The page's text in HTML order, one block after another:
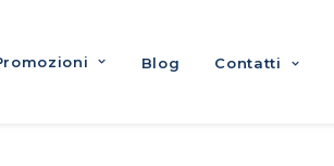
Blog Contatti